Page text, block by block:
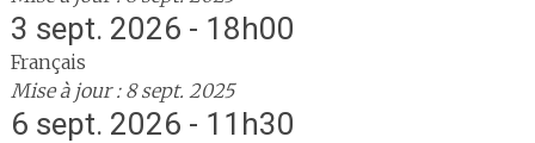
3 sept. 2026 - 18h00
Français
Mise à jour : 8 sept. 2025
6 sept. 2026 - 11h30